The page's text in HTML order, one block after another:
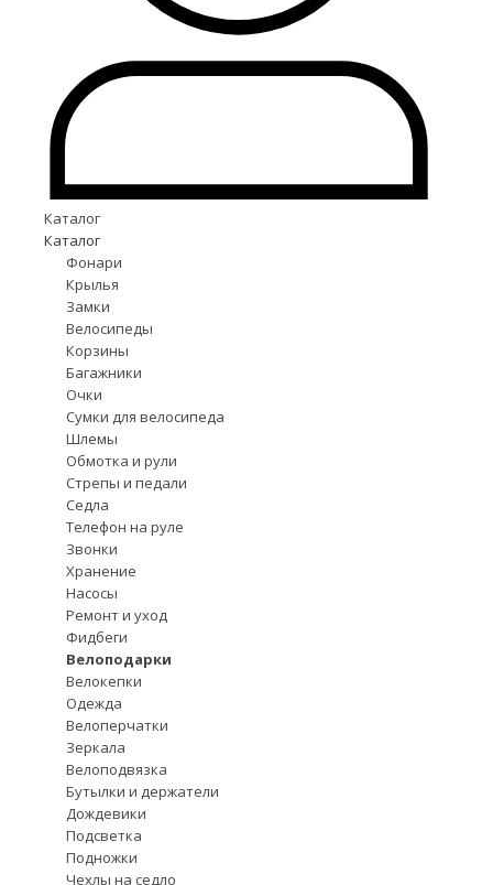
Каталог
Каталог
Фонари
Крылья
Замки
Велосипеды
Корзины
Багажники
Очки
Сумки для велосипеда
Шлемы
Обмотка и рули
Стрепы и педали
Седла
Телефон на руле
Звонки
Хранение
Насосы
Ремонт и уход
Фидбеги
Велоподарки
Велокепки
Одежда
Велоперчатки
Зеркала
Велоподвязка
Бутылки и держатели
Дождевики
Подсветка
Подножки
Чехлы на седло